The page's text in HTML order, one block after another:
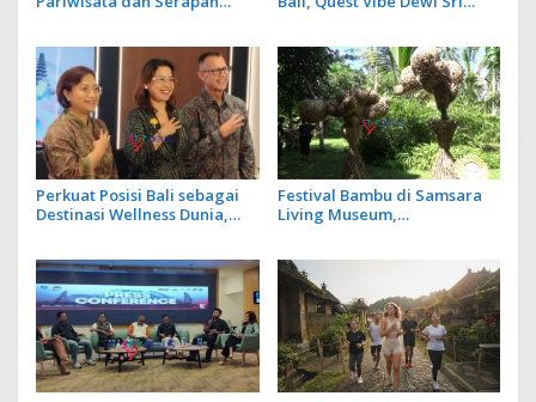
KEK Kura Kura
Perkuat Posisi Bali sebagai
Destinasi Wellness Dunia,
Global
Festival Bambu di Samsara
Living Museum,
Adat dan Budaya Bali